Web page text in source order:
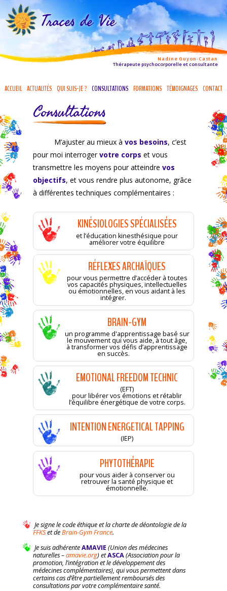
Traces de Vie
Nadine Guyon-Castan
Thérapeute psychocorporelle et consultante
ACCUEIL ACTUALITÉS QUI SUIS-JE ? CONSULTATIONS FORMATIONS TÉMOIGNAGES CONTACT
Consultations
M’ajuster au mieux à vos besoins, c’est
pour moi interrogervotre corps et vous
transmettre les moyens pour atteindre vos
objectifs, et vous rendre plus autonome, grâce
à différentes techniques complémentaires :
KINÉSIOLOGIES SPÉCIALISÉES
et l’éducation kinesthésique pour
améliorer votre équilibre
RÉFLEXES ARCHAÏQUES
pour vous permettre d’accéder à toutes
vos capacités physiques, intellectuelles
ou émotionnelles, en vous aidant à les
intégrer.
BRAIN-GYM
un programme d'apprentissage basé sur
le mouvement qui vous aide, à tout âge,
à transformer vos défis d’apprentissage
en succès.
EMOTIONAL FREEDOM TECHNIC
(EFT)
pour libérer vos émotions et rétablir
l’équilibre énergétique de votre corps.
INTENTION ENERGETICAL TAPPING
(IEP)
PHYTOTHÉRAPIE
pour vous aider à conserver ou
retrouver la santé physique et
émotionnelle.
Je signe le code éthique et la charte de déontologie de la
FFKSet deBrain-Gym France.
Je suis adhérenteAMAVIE (Union des médecines
naturelles –amavie.org) etASCA(Association pour la
promotion, l’intégration et le développement des
médecines complémentaires), qui vous permettent dans
certains cas d’être partiellement remboursés des
consultations par votre complémentaire santé.